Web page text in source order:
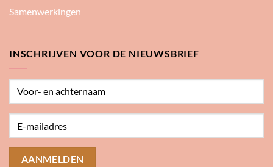
Samenwerkingen
INSCHRIJVEN VOOR DE NIEUWSBRIEF